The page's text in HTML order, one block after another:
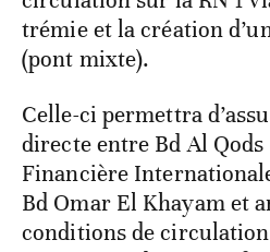
trémie et la création
(pont mixte).
Celle-ci permettra
directe entre Bd Al
Financière
Bd Omar El Khayam et
conditions de